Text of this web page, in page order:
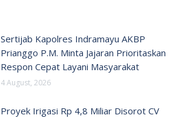
Sertijab Kapolres Indramayu AKBP
Prianggo P.M. Minta Jajaran Prioritaskan
Respon Cepat Layani Masyarakat
4 August, 2026
Proyek Irigasi Rp 4,8 Miliar Disorot CV